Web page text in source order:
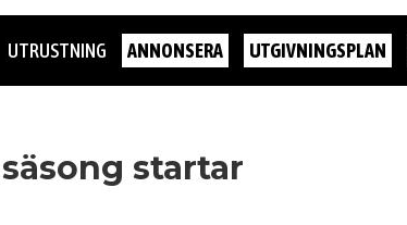
UTRUSTNING ANNONSERA UTGIVNINGSPLAN
startar